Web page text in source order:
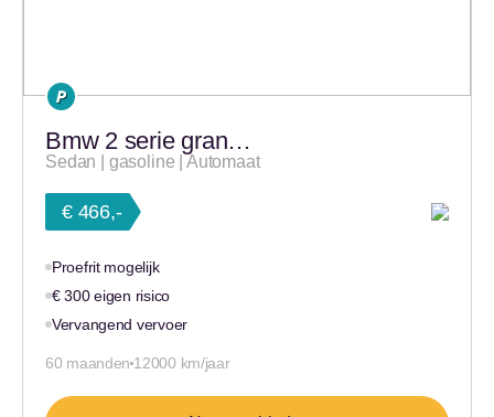
Bmw 2 serie gran…
Sedan | gasoline | Automaat
€ 466,-
Proefrit mogelijk
€ 300 eigen risico
Vervangend vervoer
60 maanden 12000 km/jaar